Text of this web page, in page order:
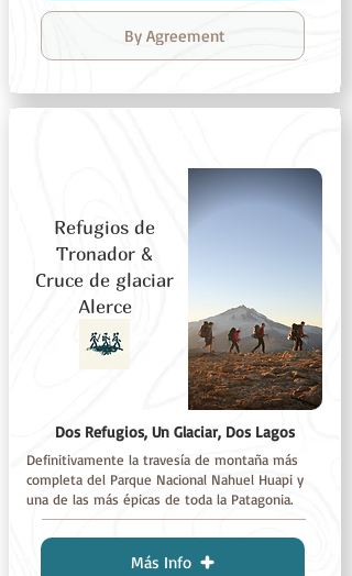
By Agreement
Refugios de
Tronador &
Cruce de glaciar
Alerce
Dos Refugios, Un Glaciar, Dos Lagos
Definitivamente la travesía de montaña más
completa del Parque Nacional Nahuel Huapi y
una de las más épicas de toda la Patagonia.
Más Info